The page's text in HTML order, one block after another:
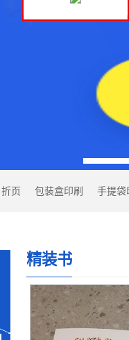
折页 包装盒印刷 手提袋
精装书